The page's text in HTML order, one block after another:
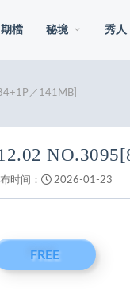
檔 秘境 秀人
／141MB]
时间： 2026-01-23
FREE